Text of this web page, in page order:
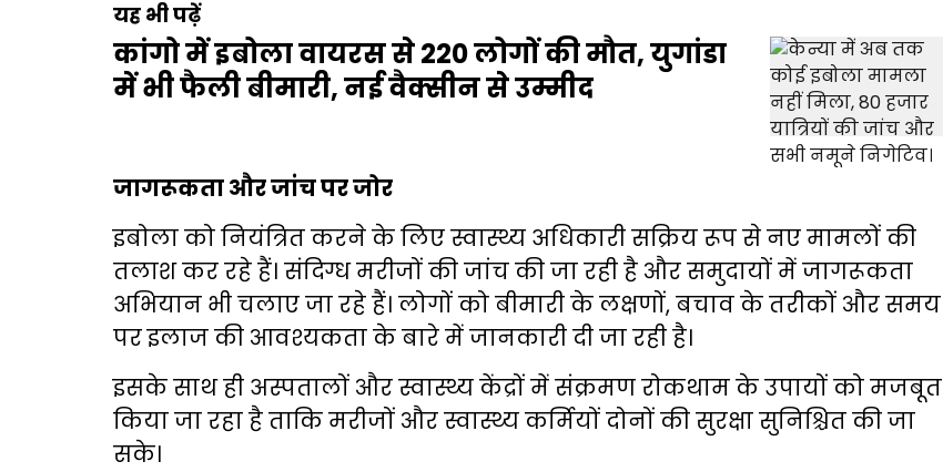
यह भी पढ़ें
कांगो में इबोला वायरस से 220 लोगों की मौत, युगांडा
में भी फैली बीमारी, नई वैक्सीन से उम्मीद
जागरूकता और जांच पर जोर
इबोला को नियंत्रित करने के लिए स्वास्थ्य अधिकारी सक्रिय रूप से नए मामलों की
तलाश कर रहे हैं। संदिग्ध मरीजों की जांच की जा रही है और समुदायों में जागरूकता
अभियान भी चलाए जा रहे हैं। लोगों को बीमारी के लक्षणों, बचाव के तरीकों और समय
पर इलाज की आवश्यकता के बारे में जानकारी दी जा रही है।
इसके साथ ही अस्पतालों और स्वास्थ्य केंद्रों में संक्रमण रोकथाम के उपायों को मजबूत
किया जा रहा है ताकि मरीजों और स्वास्थ्य कर्मियों दोनों की सुरक्षा सुनिश्चित की जा
सके।